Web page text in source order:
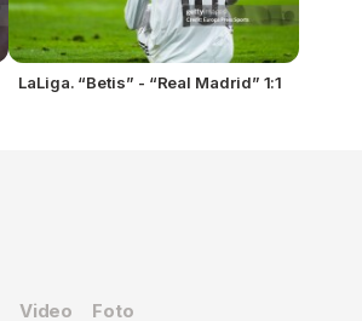
LaLiga. “Betis” - “Real Madrid” 1:1
Video Foto